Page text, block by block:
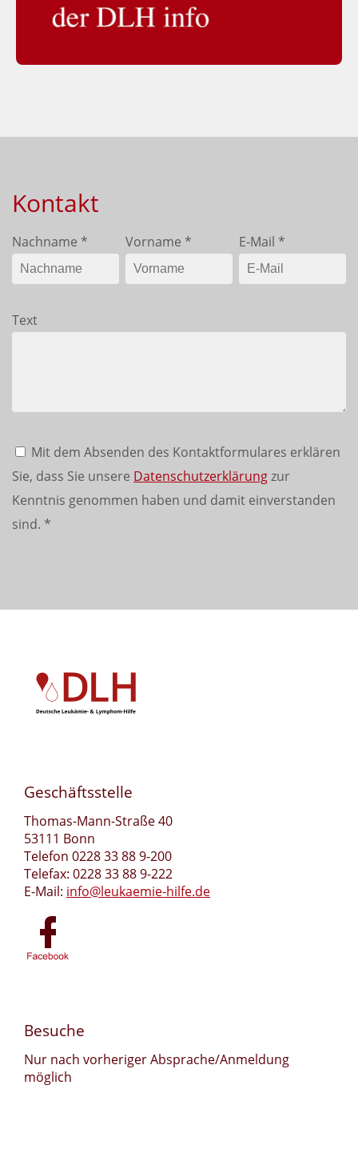
Kontakt
Nachname * Vorname * E-Mail *
Text
Mit dem Absenden des Kontaktformulares erklären
Sie, dass Sie unsere Datenschutzerklärungzur
Kenntnis genommen haben und damit einverstanden
sind. *
Geschäftsstelle
Thomas-Mann-Straße 40
53111 Bonn
Telefon 0228 33 88 9-200
Telefax: 0228 33 88 9-222
E-Mail: info@leukaemie-hilfe.de
Besuche
Nur nach vorheriger Absprache/Anmeldung
möglich